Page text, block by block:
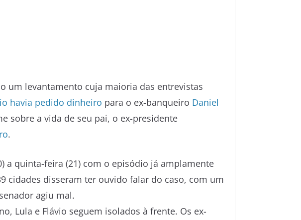
um levantamento cuja maioria das entrevistas
havia pedido dinheiro para o ex-banqueiro Daniel
sobre a vida de seu pai, o ex-presidente
.
a quinta-feira (21) com o episódio já amplamente
cidades disseram ter ouvido falar do caso, com um
agiu mal.
Lula e Flávio seguem isolados à frente. Os ex-